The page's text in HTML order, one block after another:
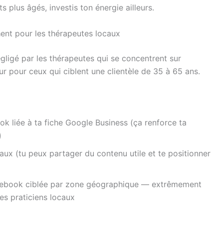
plus âgés, investis ton énergie ailleurs.
pour les thérapeutes locaux
par les thérapeutes qui se concentrent sur
pour ceux qui ciblent une clientèle de 35 à 65 ans.
liée à ta fiche Google Business (ça renforce ta
(tu peux partager du contenu utile et te positionner
ciblée par zone géographique — extrêmement
praticiens locaux